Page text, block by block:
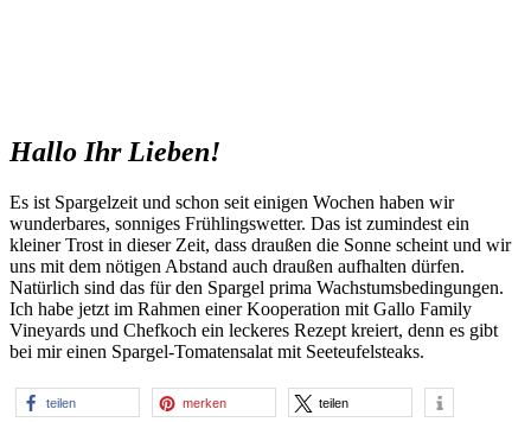
Hallo Ihr Lieben!
Es ist Spargelzeit und schon seit einigen Wochen haben wir
wunderbares, sonniges Frühlingswetter. Das ist zumindest ein
kleiner Trost in dieser Zeit, dass draußen die Sonne scheint und wir
uns mit dem nötigen Abstand auch draußen aufhalten dürfen.
Natürlich sind das für den Spargel prima Wachstumsbedingungen.
Ich habe jetzt im Rahmen einer Kooperation mit Gallo Family
Vineyards und Chefkoch ein leckeres Rezept kreiert, denn es gibt
bei mir einen Spargel-Tomatensalat mit Seeteufelsteaks.
teilen merken teilen